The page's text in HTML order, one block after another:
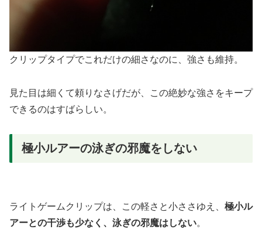
クリップタイプでこれだけの細さなのに、強さも維持。
見た目は細くて頼りなさげだが、この絶妙な強さをキープ
できるのはすばらしい。
極小ルアーの泳ぎの邪魔をしない
ライトゲームクリップは、この軽さと小ささゆえ、 極小ル
アーとの干渉も少なく、泳ぎの邪魔はしない。